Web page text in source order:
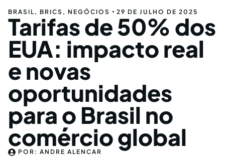
BRASIL , BRICS , NEGÓCIOS 29 DE JULHO DE 2025
Tarifas de 50% dos
EUA: impacto real
e novas
oportunidades
para o Brasil no
comércio global
POR: ANDRE ALENCAR